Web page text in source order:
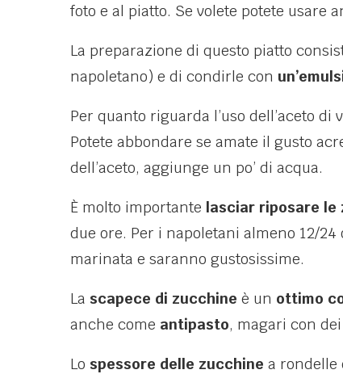
foto e al piatto. Se volete potete usare
La preparazione di questo piatto
napoletano) e di condirle con
Per quanto riguarda l’uso dell’aceto
Potete abbondare se amate il gusto
dell’aceto, aggiunge un po’ di acqua.
È molto importante lasciar riposare
due ore. Per i napoletani almeno 12/
marinata e saranno gustosissime.
La scapece di zucchine è un ottimo
anche come antipasto, magari con
Lo spessore delle zucchine a rondelle